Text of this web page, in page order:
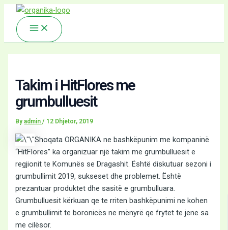
Skip
content
Main
Menu
Takim i HitFlores me
grumbulluesit
Byadmin/ 12 Dhjetor, 2019
Shoqata ORGANIKA ne bashkëpunim me kompaninë
“HitFlores” ka organizuar një takim me grumbulluesit e
regjionit te Komunës se Dragashit. Është diskutuar sezoni i
grumbullimit 2019, sukseset dhe problemet. Është
prezantuar produktet dhe sasitë e grumbulluara.
Grumbulluesit kërkuan qe te rriten bashkëpunimi ne kohen
e grumbullimit te boronicës ne mënyrë qe frytet te jene sa
me cilësor.